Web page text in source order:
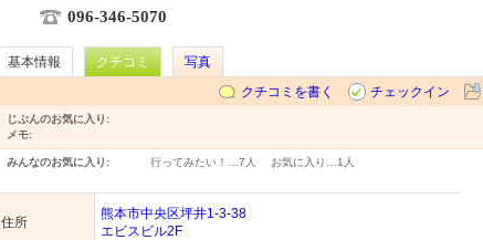
096-346-5070
基本情報 クチコミ
写真
クチコミを書く
チェックイン
じぶんのお気に入り:
メモ:
みんなのお気に入り: 行ってみたい！… 7人 お気に入り… 1人
住所
熊本市中央区坪井1-3-38
エビスビル2F